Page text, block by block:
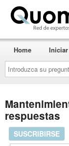
Introduzca
su
pregunta
aquí...
Home
respuestas
SUSCRIBIRSE